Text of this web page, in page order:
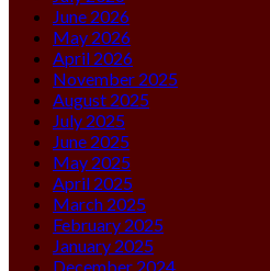
June 2026
May 2026
April 2026
November 2025
August 2025
July 2025
June 2025
May 2025
April 2025
March 2025
February 2025
January 2025
December 2024